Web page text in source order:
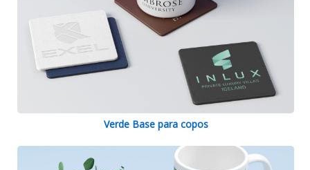
Verde Base para copos